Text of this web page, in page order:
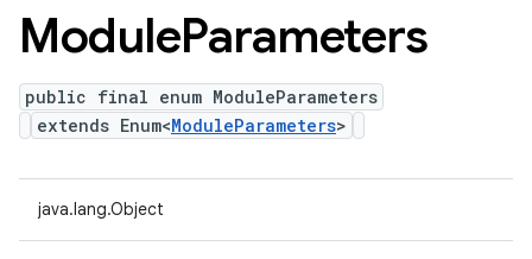
ModuleParameters
public final enum ModuleParameters
extends Enum<ModuleParameters>
java.lang.Object